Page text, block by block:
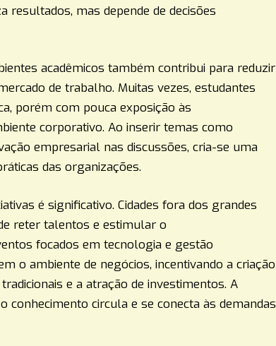
resultados, mas depende de decisões
acadêmicos também contribui para reduzir
de trabalho. Muitas vezes, estudantes
porém com pouca exposição às
corporativo. Ao inserir temas como
empresarial nas discussões, cria-se uma
das organizações.
é significativo. Cidades fora dos grandes
reter talentos e estimular o
focados em tecnologia e gestão
o ambiente de negócios, incentivando a criação
e a atração de investimentos. A
conhecimento circula e se conecta às demandas